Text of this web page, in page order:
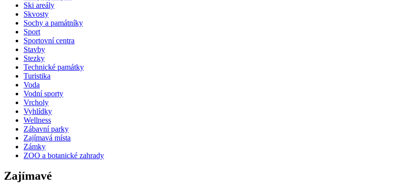
Ski areály
Skvosty
Sochy a památníky
Sport
Sportovní centra
Stavby
Stezky
Technické památky
Turistika
Voda
Vodní sporty
Vrcholy
Vyhlídky
Wellness
Zábavní parky
Zajímavá místa
Zámky
ZOO a botanické zahrady
Zajímavé